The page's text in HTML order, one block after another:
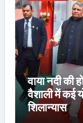
वाया नदी की
वैशाली में कई
शिलान्यास